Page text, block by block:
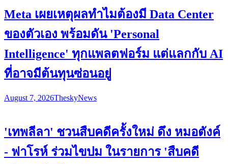
Meta เผยเหตุผลทำไมต้องมี Data Center
ของตัวเอง พร้อมดัน 'Personal
Intelligence' ทุกแพลตฟอร์ม แต่แลกกับ AI
ที่อาจมีต้นทุนซ่อนอยู่
August 7, 2026TheskyNews
'เทพลีลา' ชวนสืบคดีครั้งใหม่ ดึง หมอตังค์
- ฟาโรห์ ร่วมไขปม ในรายการ 'สืบคดี